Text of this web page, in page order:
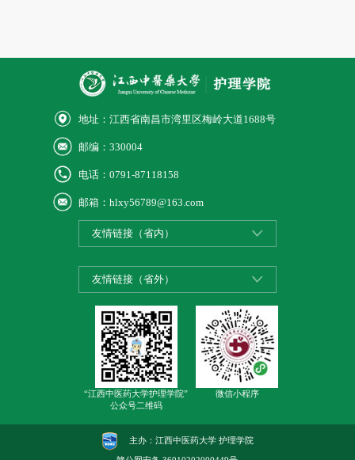
地址：江西省南昌市湾里区梅岭大道1688号
邮编：330004
电话：0791-87118158
邮箱：hlxy56789@163.com
友情链接（省内）
友情链接（省外）
“江西中医药大学护理学院”
公众号二维码
微信小程序
主办：江西中医药大学 护理学院